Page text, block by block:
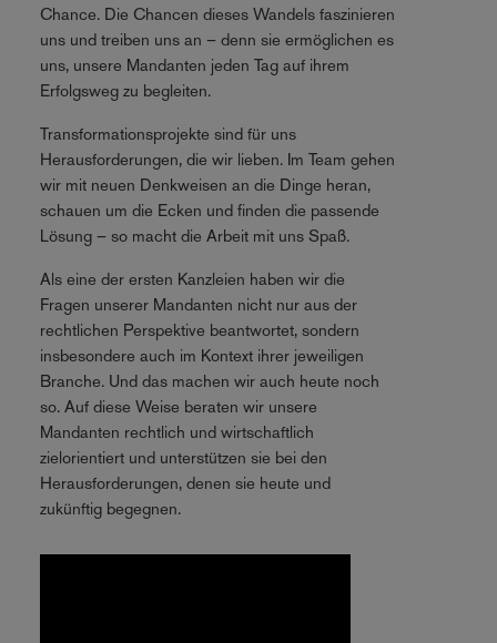
Chance. Die Chancen dieses Wandels faszinieren
uns und treiben uns an – denn sie ermöglichen es
uns, unsere Mandanten jeden Tag auf ihrem
Erfolgsweg zu begleiten.
Transformationsprojekte sind für uns
Herausforderungen, die wir lieben. Im Team gehen
wir mit neuen Denkweisen an die Dinge heran,
schauen um die Ecken und finden die passende
Lösung – so macht die Arbeit mit uns Spaß.
Als eine der ersten Kanzleien haben wir die
Fragen unserer Mandanten nicht nur aus der
rechtlichen Perspektive beantwortet, sondern
insbesondere auch im Kontext ihrer jeweiligen
Branche. Und das machen wir auch heute noch
so. Auf diese Weise beraten wir unsere
Mandanten rechtlich und wirtschaftlich
zielorientiert und unterstützen sie bei den
Herausforderungen, denen sie heute und
zukünftig begegnen.